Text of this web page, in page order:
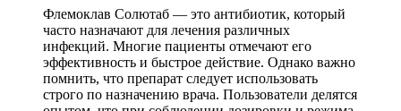
Флемоклав Солютаб — это антибиотик, который
часто назначают для лечения различных
инфекций. Многие пациенты отмечают его
эффективность и быстрое действие. Однако важно
помнить, что препарат следует использовать
строго по назначению врача. Пользователи делятся